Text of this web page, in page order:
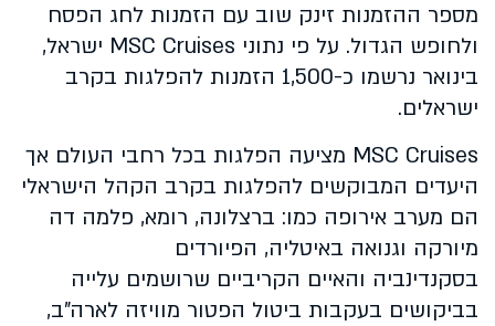
מספר ההזמנות זינק שוב עם הזמנות לחג הפסח
ולחופש הגדול. על פי נתוני MSC Cruises ישראל,
בינואר נרשמו כ-1,500 הזמנות להפלגות בקרב
ישראלים.
MSC Cruises מציעה הפלגות בכל רחבי העולם אך
היעדים המבוקשים להפלגות בקרב הקהל הישראלי
הם מערב אירופה כמו: ברצלונה, רומא, פלמה דה
מיורקה וגנואה באיטליה, הפיורדים
בסקנדינביה והאיים הקריביים שרושמים עלייה
בביקושים בעקבות ביטול הפטור מוויזה לארה"ב,